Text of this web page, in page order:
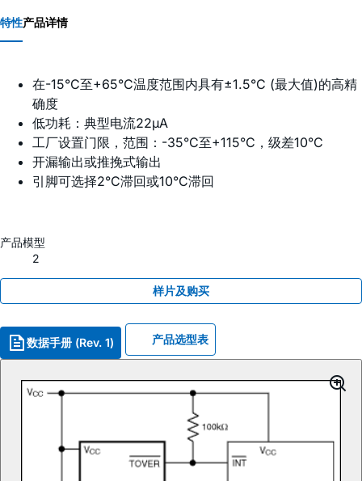
特性产品详情
在-15°C至+65°C温度范围内具有±1.5°C (最大值)的高精
确度
低功耗：典型电流22µA
工厂设置门限，范围：-35°C至+115°C，级差10°C
开漏输出或推挽式输出
引脚可选择2°C滞回或10°C滞回
产品模型
2
样片及购买
数据手册 (Rev. 1) 产品选型表